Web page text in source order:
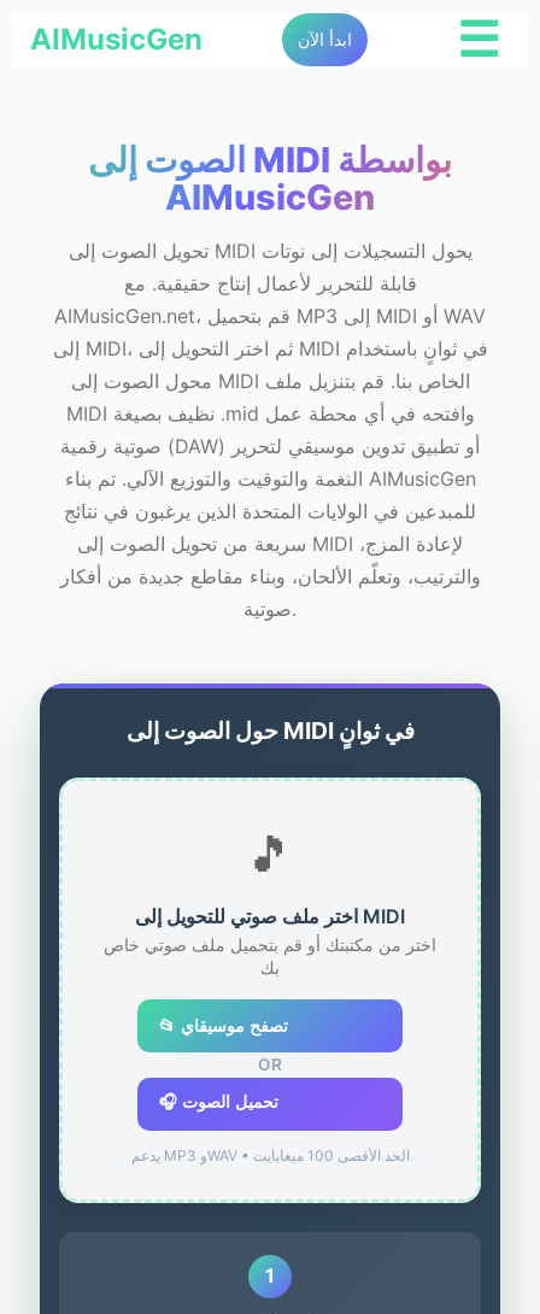
AIMusicGen ابدأ الآن ☰
الصوت إلى MIDI بواسطة
AIMusicGen
تحويل الصوت إلى MIDI يحول التسجيلات إلى نوتات
قابلة للتحرير لأعمال إنتاج حقيقية. مع
AIMusicGen.net، قم بتحميل MP3 إلى MIDI أو WAV
إلى MIDI، ثم اختر التحويل إلى MIDI في ثوانٍ باستخدام
محول الصوت إلى MIDI الخاص بنا. قم بتنزيل ملف
MIDI نظيف بصيغة .mid وافتحه في أي محطة عمل
صوتية رقمية (DAW) أو تطبيق تدوين موسيقي لتحرير
النغمة والتوقيت والتوزيع الآلي. تم بناء AIMusicGen
للمبدعين في الولايات المتحدة الذين يرغبون في نتائج
سريعة من تحويل الصوت إلى MIDI لإعادة المزج،
والترتيب، وتعلّم الألحان، وبناء مقاطع جديدة من أفكار
صوتية.
حول الصوت إلى MIDI في ثوانٍ
🎵
اختر ملف صوتي للتحويل إلى MIDI
اختر من مكتبتك أو قم بتحميل ملف صوتي خاص
بك
📂 تصفح موسيقاي
OR
🎧 تحميل الصوت
يدعم MP3 وWAV • الحد الأقصى 100 ميغابايت
1